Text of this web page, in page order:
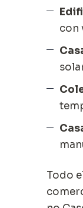
con
Todo